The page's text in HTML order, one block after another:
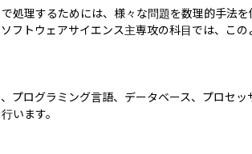
処理するためには、様々な問題を数理的手法
フトウェアサイエンス主専攻の科目では、こ
プログラミング言語、データベース、プロセ
います。